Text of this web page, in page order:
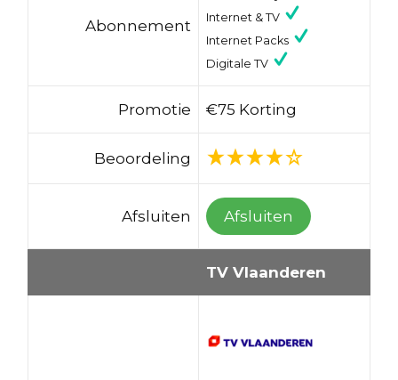
Abonnement
Internet & TV
Internet Packs
Digitale TV
Promotie €75 Korting
Beoordeling
Afsluiten Afsluiten
TV Vlaanderen